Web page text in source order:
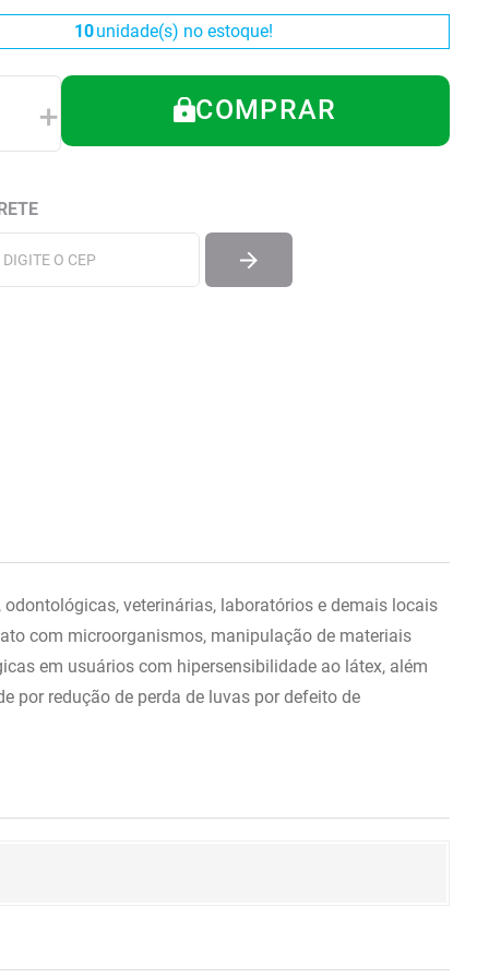
10unidade(s) no estoque!
＋ COMPRAR
veterinárias, laboratórios e demais locais
com microorganismos, manipulação de materiais
em usuários com hipersensibilidade ao látex, além
por redução de perda de luvas por defeito de